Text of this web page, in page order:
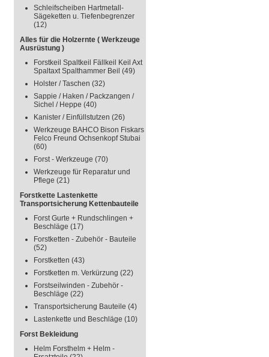
Schleifscheiben Hartmetall-
Sägeketten u. Tiefenbegrenzer
(12)
Alles für die Holzernte ( Werkzeuge
Ausrüstung )
Forstkeil Spaltkeil Fällkeil Keil Axt
Spaltaxt Spalthammer Beil (49)
Holster / Taschen (32)
Sappie / Haken / Packzangen /
Sichel / Heppe (40)
Kanister / Einfüllstutzen (26)
Werkzeuge BAHCO Bison Fiskars
Felco Freund Ochsenkopf Stubai
(60)
Forst - Werkzeuge (70)
Werkzeuge für Reparatur und
Pflege (21)
Forstkette Lastenkette
Transportsicherung Kettenbauteile
Forst Gurte + Rundschlingen +
Beschläge (17)
Forstketten - Zubehör - Bauteile
(52)
Forstketten (43)
Forstketten m. Verkürzung (22)
Forstseilwinden - Zubehör -
Beschläge (22)
Transportsicherung Bauteile (4)
Lastenkette und Beschläge (10)
Forst Bekleidung
Helm Forsthelm + Helm -